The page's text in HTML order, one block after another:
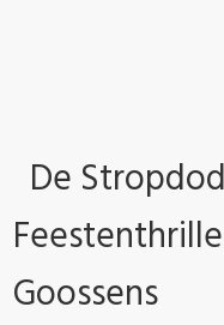
De
Goossens